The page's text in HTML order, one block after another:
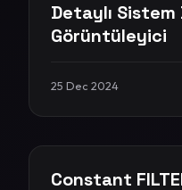
Detaylı Sistem
Görüntüleyici
25 Dec 2024
Constant